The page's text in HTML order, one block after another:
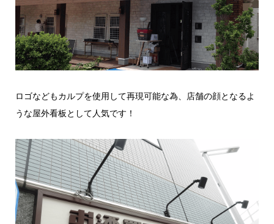
ロゴなどもカルプを使用して再現可能な為、店舗の顔となるよ
うな屋外看板として人気です！